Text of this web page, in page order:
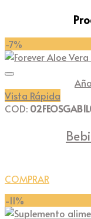
-7%
Vista Rápida
COD:
COMPRAR
Este
producto
-11%